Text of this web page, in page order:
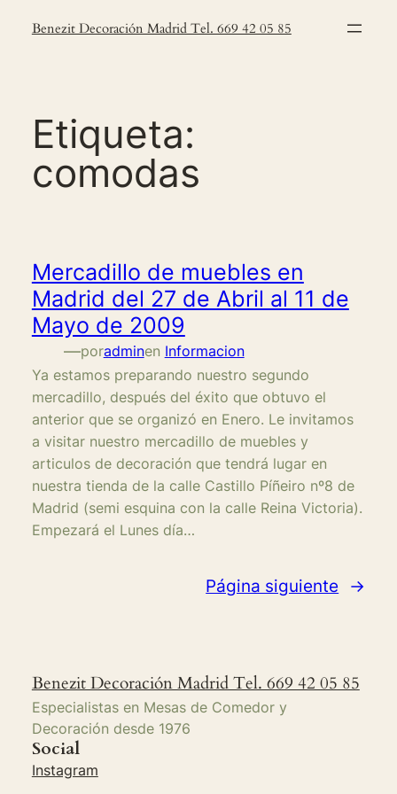
Benezit Decoración Madrid Tel. 669 42 05 85
Etiqueta:
comodas
Mercadillo de muebles en
Madrid del 27 de Abril al 11 de
Mayo de 2009
—poradminen Informacion
Ya estamos preparando nuestro segundo
mercadillo, después del éxito que obtuvo el
anterior que se organizó en Enero. Le invitamos
a visitar nuestro mercadillo de muebles y
articulos de decoración que tendrá lugar en
nuestra tienda de la calle Castillo Píñeiro nº8 de
Madrid (semi esquina con la calle Reina Victoria).
Empezará el Lunes día…
Página siguiente →
Benezit Decoración Madrid Tel. 669 42 05 85
Especialistas en Mesas de Comedor y
Decoración desde 1976
Social
Instagram